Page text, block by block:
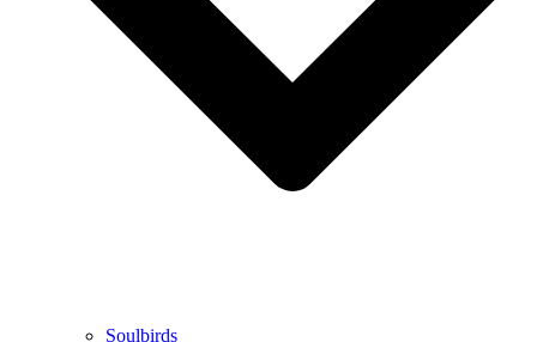
Soulbirds